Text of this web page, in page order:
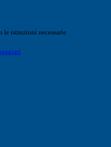
le istruzioni necessarie.